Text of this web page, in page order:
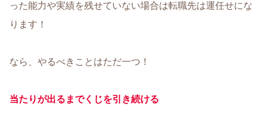
った能力や実績を残せていない場合は転職先は運任せにな
ります！
なら、やるべきことはただ一つ！
当たりが出るまでくじを引き続ける